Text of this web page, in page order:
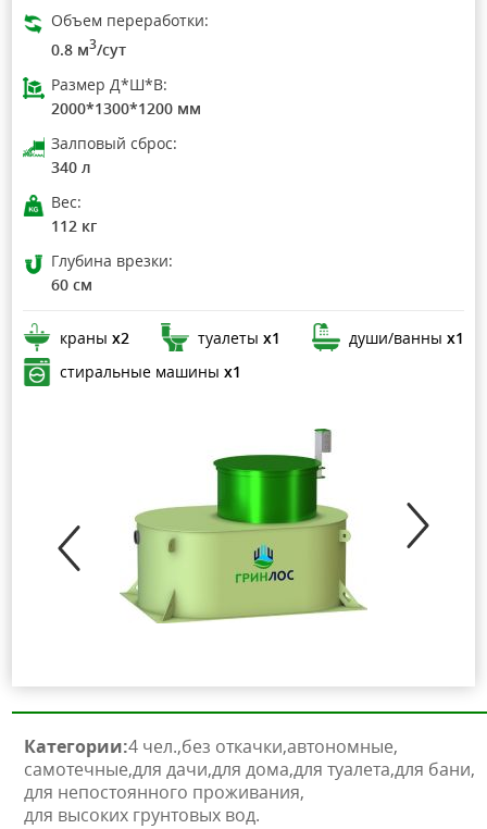
Объем переработки:
0.8 м3/сут
Размер Д*Ш*В:
2000*1300*1200 мм
Залповый сброс:
340 л
Вес:
112 кг
Глубина врезки:
60 см
краны х2 туалеты х1 души/ванны х1
стиральные машины х1
Категории:4 чел. без откачки автономные
самотечные для дачи для дома для туалета для бани
для непостоянного проживания
для высоких грунтовых вод